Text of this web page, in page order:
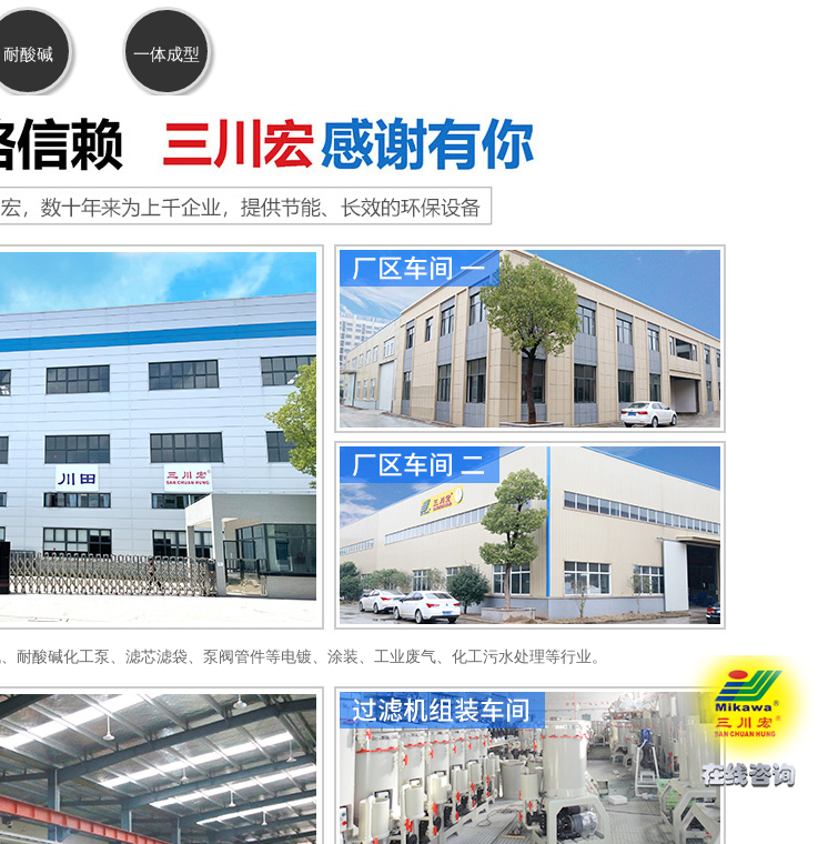
耐酸碱 一体成型
酸碱化工泵、滤芯滤袋、泵阀管件等电镀、涂装、工业废气、化工污水处理等行业。